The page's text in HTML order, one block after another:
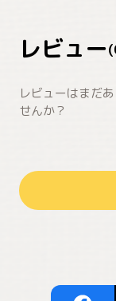
レビュー(
レビューはまだ
せんか？